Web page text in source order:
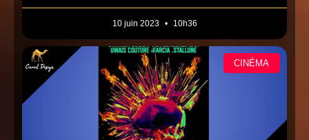
10 juin 2023 10h36
CINÉMA